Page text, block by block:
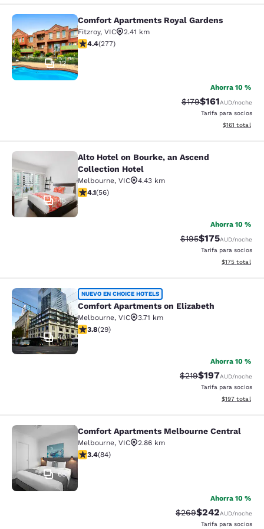
Comfort Apartments Royal Gardens
12
Comfort Apartments Royal Gardens
Fitzroy, VIC
2.41 km
Calificación de 4.44 estrellas. Excelente. 277 reseñas
4.4(277)
Ahorra 10 %
Tarifa tachada:
$179Tarifa reducida:
$161AUD/noche
Tarifa para socios
Ver detalles
$161 total
Alto Hotel on Bourke, an Ascend
45
Alto Hotel on Bourke, an Ascend
Collection Hotel
Melbourne, VIC
4.43 km
Calificación de 4.09 estrellas. Muy bueno. 56 reseñas
4.1(56)
Ahorra 10 %
Tarifa tachada:
$195Tarifa reducida:
$175AUD/noche
Tarifa para socios
Ver detalles
$175 total
Comfort Apartments on Elizabeth
40
NUEVO EN CHOICE HOTELS
Comfort Apartments on Elizabeth
Melbourne, VIC
3.71 km
Calificación de 3.79 estrellas. Bueno. 29 reseñas
3.8(29)
Ahorra 10 %
Tarifa tachada:
$219Tarifa reducida:
$197AUD/noche
Tarifa para socios
Ver detalles
$197 total
Comfort Apartments Melbourne
65
Comfort Apartments Melbourne Central
Melbourne, VIC
2.86 km
Calificación de 3.4 estrellas. Bueno. 84 reseñas
3.4(84)
Ahorra 10 %
Tarifa tachada:
$269Tarifa reducida:
$242AUD/noche
Tarifa para socios